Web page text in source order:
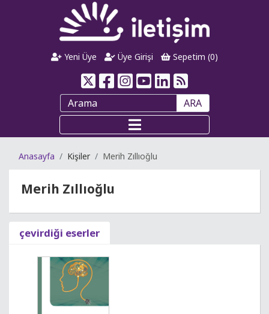
Yeni Üye Üye Girişi Sepetim (0)
ARA
Anasayfa Kişiler Merih Zıllıoğlu
Merih Zıllıoğlu
çevirdiği eserler